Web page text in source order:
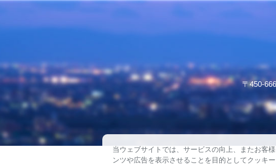
〒450-
当ウェブサイトでは、サービスの向上、またお客
ンツや広告を表示させることを目的としてクッキ